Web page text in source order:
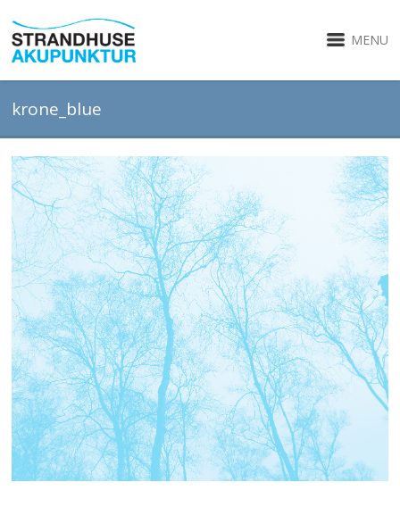
MENU
krone_blue